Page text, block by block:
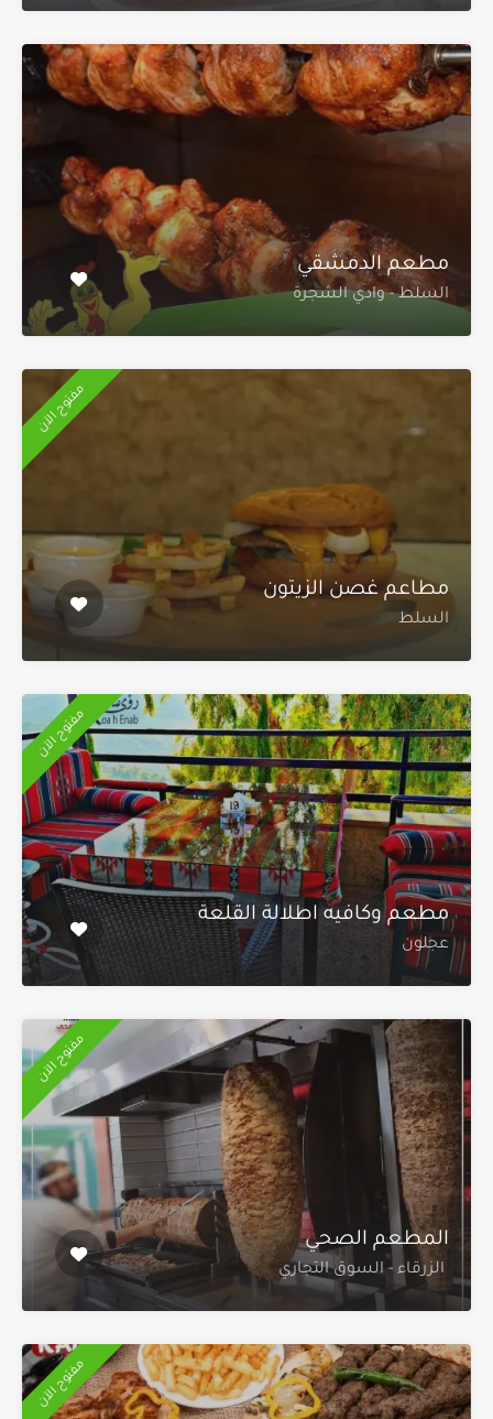
مطعم الدمشقي
السلط - وادي الشجرة
مفتوح الآن
مطاعم غصن الزيتون
السلط
مفتوح الآن
مطعم وكافيه اطلالة القلعة
عجلون
مفتوح الآن
المطعم الصحي
الزرقاء - السوق التجاري
مفتوح الآن